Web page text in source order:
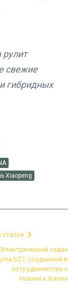
рулит
свежие
гибридных
Xiaopeng